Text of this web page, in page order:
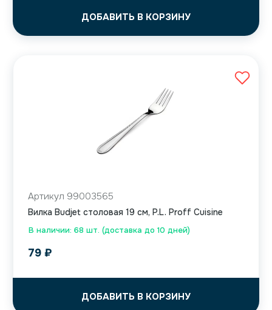
ДОБАВИТЬ В КОРЗИНУ
В наличии: 68 шт. (доставка до 10 дней)
Артикул 99003565
Вилка Budjet столовая 19 см, P.L. Proff Cuisine
79 ₽
ДОБАВИТЬ В КОРЗИНУ